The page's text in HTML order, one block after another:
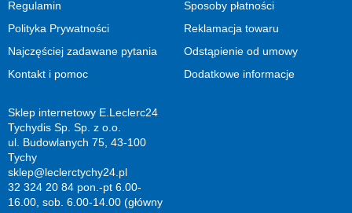
Regulamin
Polityka Prywatności
Najczęściej zadawane pytania
Kontakt i pomoc
Sposoby płatności
Reklamacja towaru
Odstąpienie od umowy
Dodatkowe informacje
Sklep internetowy E.Leclerc24
Tychydis Sp. Sp. z o.o.
ul. Budowlanych 75, 43-100
Tychy
sklep@leclerctychy24.pl
32 324 20 84 pon.-pt 6.00-
16.00, sob. 6.00-14.00 (główny